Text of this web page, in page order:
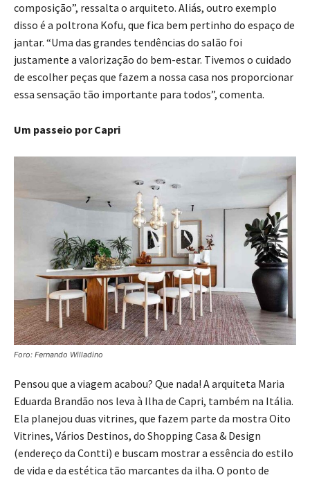
composição”, ressalta o arquiteto. Aliás, outro exemplo
disso é a poltrona Kofu, que fica bem pertinho do espaço de
jantar. “Uma das grandes tendências do salão foi
justamente a valorização do bem-estar. Tivemos o cuidado
de escolher peças que fazem a nossa casa nos proporcionar
essa sensação tão importante para todos”, comenta.
Um passeio por Capri
Foro: Fernando Willadino
Pensou que a viagem acabou? Que nada! A arquiteta Maria
Eduarda Brandão nos leva à Ilha de Capri, também na Itália.
Ela planejou duas vitrines, que fazem parte da mostra Oito
Vitrines, Vários Destinos, do Shopping Casa & Design
(endereço da Contti) e buscam mostrar a essência do estilo
de vida e da estética tão marcantes da ilha. O ponto de